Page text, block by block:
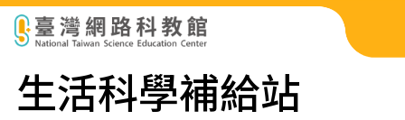
科展作品檢索
生活科學補給站